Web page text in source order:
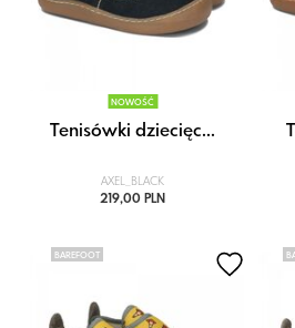
NOWOŚĆ
Tenisówki dziecięc...
AXEL_BLACK
219,00 PLN
BAREFOOT